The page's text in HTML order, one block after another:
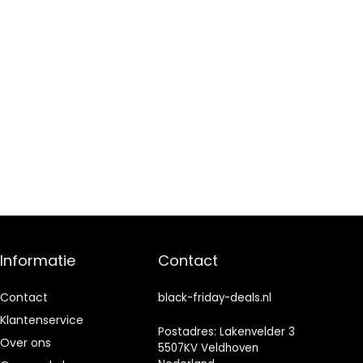
Informatie
Contact
Klantenservice
Over ons
Contact
black-friday-deals.nl
Postadres: Lakenvelder 3
5507KV Veldhoven